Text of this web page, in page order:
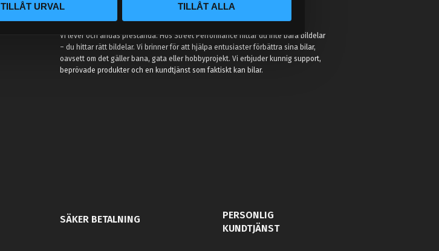
TILLÅT URVAL TILLÅT ALLA
VÅR AFFÄRSIDÉ ÄR ENKEL:
Vi lever och andas prestanda. Hos Street Performance hittar du inte bara bildelar
– du hittar rätt bildelar. Vi brinner för att hjälpa entusiaster förbättra sina bilar,
oavsett om det gäller bana, gata eller hobbyprojekt. Vi erbjuder kunnig support,
beprövade produkter och en kundtjänst som faktiskt kan bilar.
SÄKER BETALNING
PERSONLIG
KUNDTJÄNST